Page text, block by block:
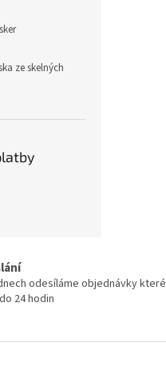
ze skelných
odesíláme objednávky které
24 hodin